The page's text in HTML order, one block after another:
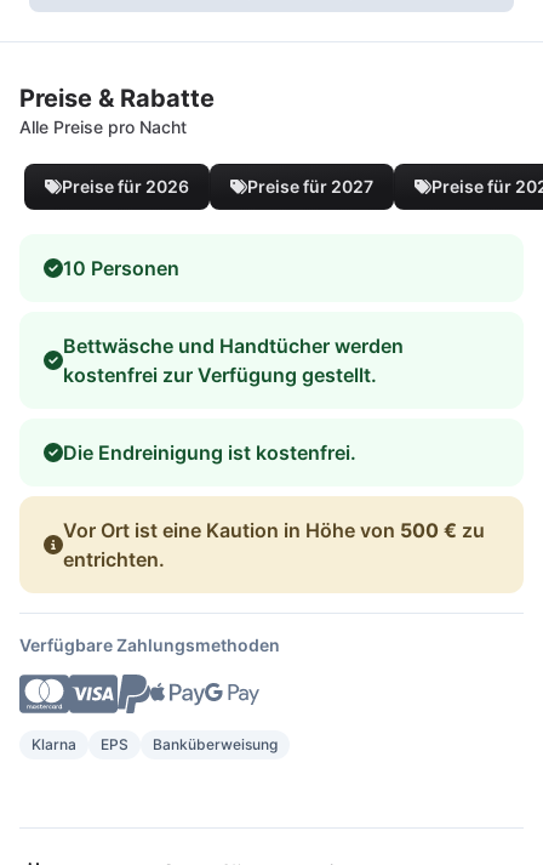
Preise & Rabatte
Alle Preise pro Nacht
Preise für 2026 Preise für 2027 Preise für
10 Personen
Bettwäsche und Handtücher werden
kostenfrei zur Verfügung gestellt.
Die Endreinigung ist kostenfrei.
Vor Ort ist eine Kaution in Höhe von 500 € zu
entrichten.
Verfügbare Zahlungsmethoden
Klarna EPS Banküberweisung